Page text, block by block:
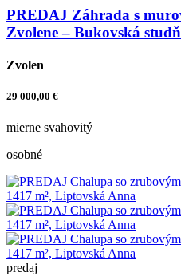
PREDAJ Záhrada s
Zvolene – Bukovská
Zvolen
29 000,00 €
mierne svahovitý
osobné
predaj